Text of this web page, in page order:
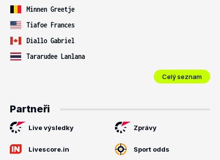
Minnen Greetje
Tiafoe Frances
Diallo Gabriel
Tararudee Lanlana
Celý seznam
Partneři
Live výsledky Zprávy
Livescore.in Sport odds